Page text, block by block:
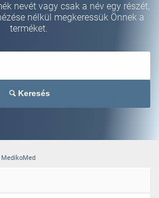
nevét vagy csak a név egy részét,
nélkül megkeressük Önnek a
terméket.
Keresés
MedikoMed